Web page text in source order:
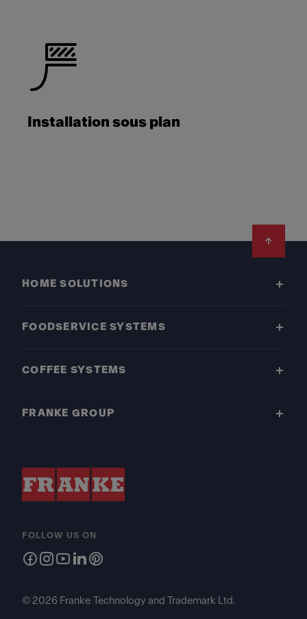
Installation sous plan
HOME SOLUTIONS
FOODSERVICE SYSTEMS
COFFEE SYSTEMS
FRANKE GROUP
FOLLOW US ON
© 2026 Franke Technology and Trademark Ltd.